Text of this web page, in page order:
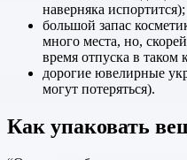
наверняка испортится);
большой запас
много места, но,
время отпуска в таком
дорогие ювелирные
могут потеряться).
Как упаковать